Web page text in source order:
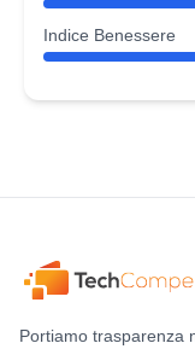
Indice Benessere
Portiamo trasparenza